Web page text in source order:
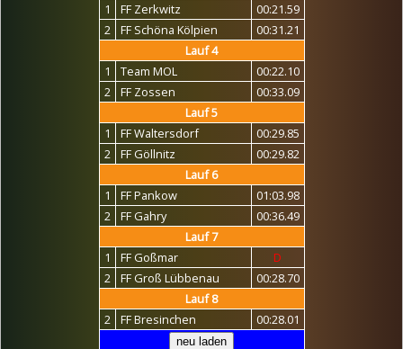
1
FF Zerkwitz
00:21.59
2
FF Schöna Kölpien
00:31.21
Lauf 4
1
Team MOL
00:22.10
2
FF Zossen
00:33.09
Lauf 5
1
FF Waltersdorf
00:29.85
2
FF Göllnitz
00:29.82
Lauf 6
1
FF Pankow
01:03.98
2
FF Gahry
00:36.49
Lauf 7
1
FF Goßmar
D
2
FF Groß Lübbenau
00:28.70
Lauf 8
2
FF Bresinchen 00:28.01